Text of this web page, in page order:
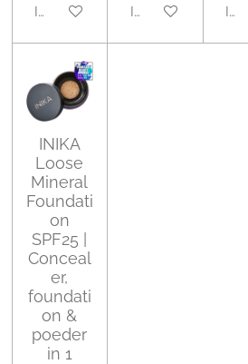
In winkelwagenIn winkelwagenIn
INIKA
Loose
Mineral
Foundati
on
SPF25 |
Conceal
er,
foundati
on &
poeder
in 1